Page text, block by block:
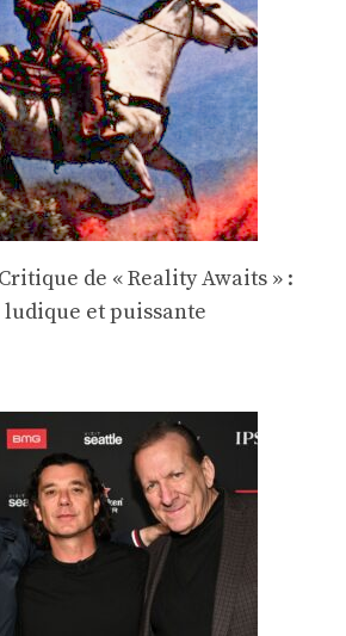
de « Reality Awaits » :
et puissante